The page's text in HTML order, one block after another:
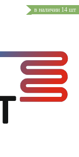
в наличии 14 шт